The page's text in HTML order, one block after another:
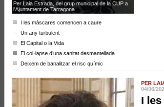
Per Laia Estrada, del grup municipal de la CUP a
l'Ajuntament de Tarragona
I les màscares comencen a caure
Un any turbulent
El Capital o la Vida
El col·lapse d’una sanitat desmantellada
Deixem de banalitzar el risc químic
PER
04/06/
I